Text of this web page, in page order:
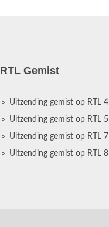
RTL Gemist
Uitzending gemist op RTL 4
Uitzending gemist op RTL 5
Uitzending gemist op RTL 7
Uitzending gemist op RTL 8